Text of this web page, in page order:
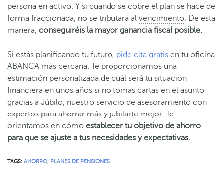
persona en activo. Y si cuando se cobre el plan se hace de
forma fraccionada, no se tributará al vencimiento. De esta
manera, conseguiréis la mayor ganancia fiscal posible.
Si estás planificando tu futuro, pide cita gratis en tu oficina
ABANCA más cercana. Te proporcionamos una
estimación personalizada de cuál será tu situación
financiera en unos años si no tomas cartas en el asunto
gracias a Júbilo, nuestro servicio de asesoramiento con
expertos para ahorrar más y jubilarte mejor. Te
orientamos en cómo establecer tu objetivo de ahorro
para que se ajuste a tus necesidades y expectativas.
TAGS: AHORRO PLANES DE PENSIONES